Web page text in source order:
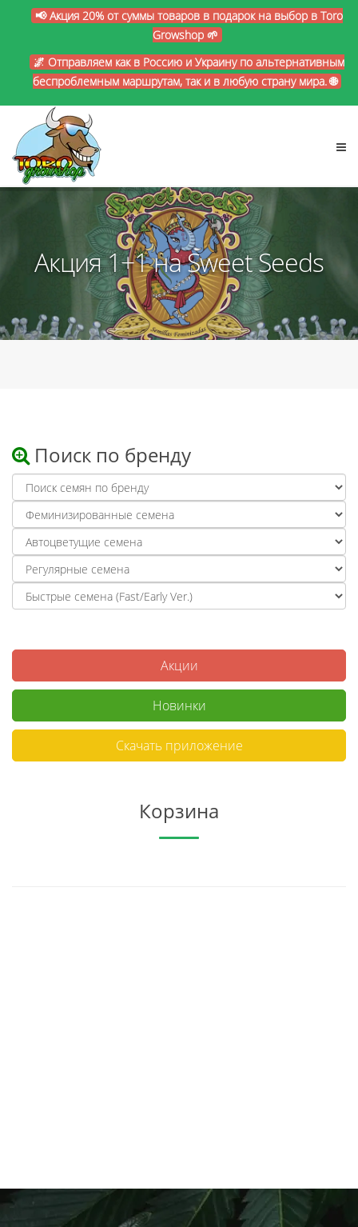
📢 Акция 20% от суммы товаров в подарок на выбор в Toro
Growshop 🌱
🌌 Отправляем как в Россию и Украину по альтернативным
беспроблемным маршрутам, так и в любую страну мира. 🌐
Акция 1+1 на Sweet Seeds
Поиск по бренду
Акции
Новинки
Скачать приложение
Корзина